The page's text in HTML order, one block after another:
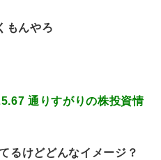
もんやろ
通りすがりの株投資情
るけどどんなイメージ？